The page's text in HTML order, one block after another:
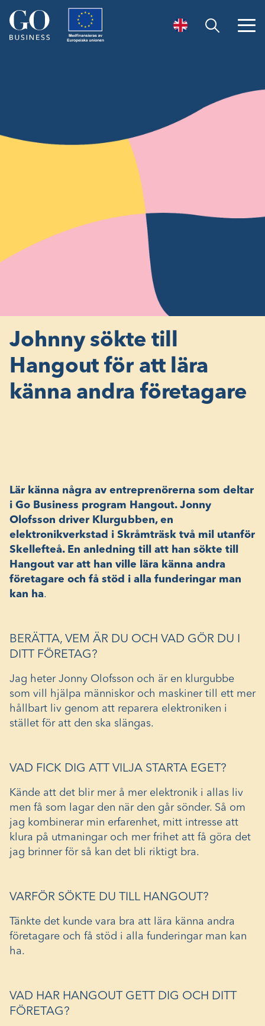
Öppna sök
Johnny sökte till
Hangout för att lära
känna andra företagare
Lär känna några av entreprenörerna som deltar
i Go Business program Hangout. Jonny
Olofsson driver Klurgubben, en
elektronikverkstad i Skråmträsk två mil utanför
Skellefteå. En anledning till att han sökte till
Hangout var att han ville lära känna andra
företagare och få stöd i alla funderingar man
kan ha.
BERÄTTA, VEM ÄR DU OCH VAD GÖR DU I
DITT FÖRETAG?
Jag heter Jonny Olofsson och är en klurgubbe
som vill hjälpa människor och maskiner till ett mer
hållbart liv genom att reparera elektroniken i
stället för att den ska slängas.
VAD FICK DIG ATT VILJA STARTA EGET?
Kände att det blir mer å mer elektronik i allas liv
men få som lagar den när den går sönder. Så om
jag kombinerar min erfarenhet, mitt intresse att
klura på utmaningar och mer frihet att få göra det
jag brinner för så kan det bli riktigt bra.
VARFÖR SÖKTE DU TILL HANGOUT?
Tänkte det kunde vara bra att lära känna andra
företagare och få stöd i alla funderingar man kan
ha.
VAD HAR HANGOUT GETT DIG OCH DITT
FÖRETAG?